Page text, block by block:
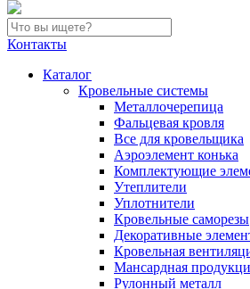
Контакты
Каталог
Кровельные системы
Металлочерепица
Фальцевая кровля
Все для кровельщика
Аэроэлемент конька
Комплектующие
Утеплители
Уплотнители
Кровельные саморезы
Декоративные
Кровельная
Мансардная
Рулонный металл